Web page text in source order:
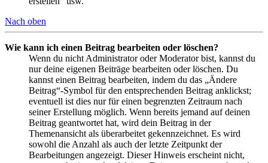
Nach oben
Wie kann ich einen Beitrag bearbeiten oder löschen?
Wenn du nicht Administrator oder Moderator bist, kannst du
nur deine eigenen Beiträge bearbeiten oder löschen. Du
kannst einen Beitrag bearbeiten, indem du das „Ändere
Beitrag“-Symbol für den entsprechenden Beitrag anklickst;
eventuell ist dies nur für einen begrenzten Zeitraum nach
seiner Erstellung möglich. Wenn bereits jemand auf deinen
Beitrag geantwortet hat, wird dein Beitrag in der
Themenansicht als überarbeitet gekennzeichnet. Es wird
sowohl die Anzahl als auch der letzte Zeitpunkt der
Bearbeitungen angezeigt. Dieser Hinweis erscheint nicht,